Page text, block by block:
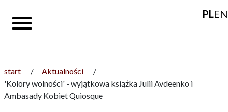
PLEN
start / Aktualności
/
'Kolory wolności' - wyjątkowa książka Julii Avdeenko i
Ambasady Kobiet Quiosque